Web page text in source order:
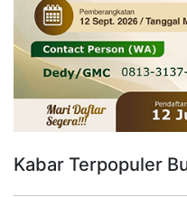
Kabar Terpopuler